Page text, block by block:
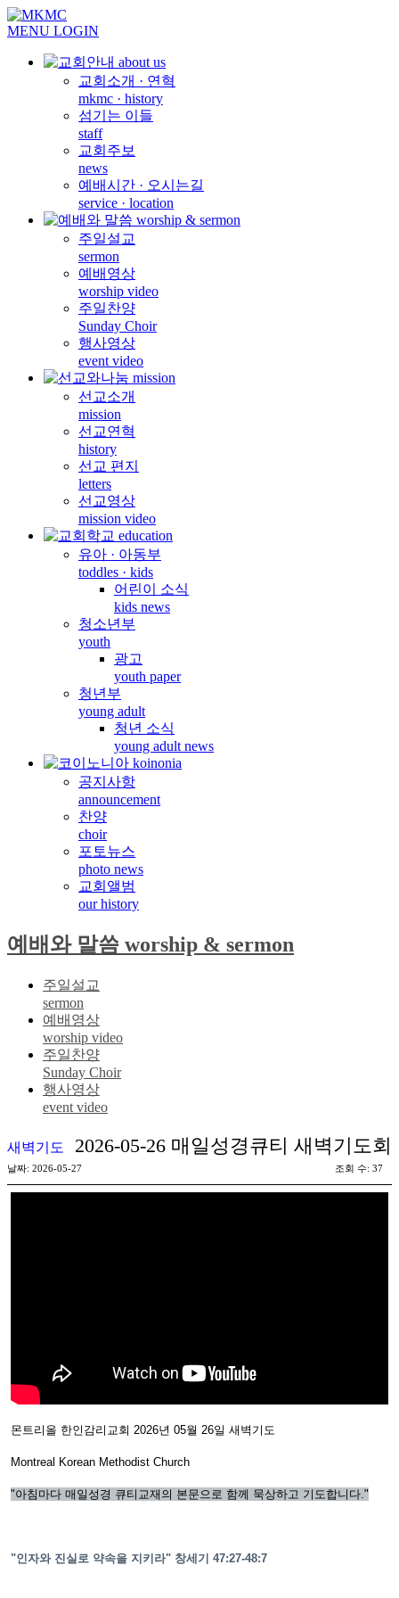
MENU LOGIN
교회소개 · 연혁
mkmc · history
섬기는 이들
staff
교회주보
news
예배시간 · 오시는길
service · location
주일설교
sermon
예배영상
worship video
주일찬양
Sunday Choir
행사영상
event video
선교소개
mission
선교연혁
history
선교 편지
letters
선교영상
mission video
유아 · 아동부
toddles · kids
어린이 소식
kids news
청소년부
youth
광고
youth paper
청년부
young adult
청년 소식
young adult news
공지사항
announcement
찬양
choir
포토뉴스
photo news
교회앨범
our history
예배와 말씀 worship & sermon
주일설교
sermon
예배영상
worship video
주일찬양
Sunday Choir
행사영상
event video
새벽기도 2026-05-26 매일성경큐티 새벽기도회
날짜: 2026-05-27 조회 수: 37
몬트리올 한인감리교회 2026년 05월 26일 새벽기도
Montreal Korean Methodist Church
"아침마다 매일성경 큐티교재의 본문으로 함께 묵상하고 기도합니다."
"인자와 진실로 약속을 지키라" 창세기 47:27-48:7